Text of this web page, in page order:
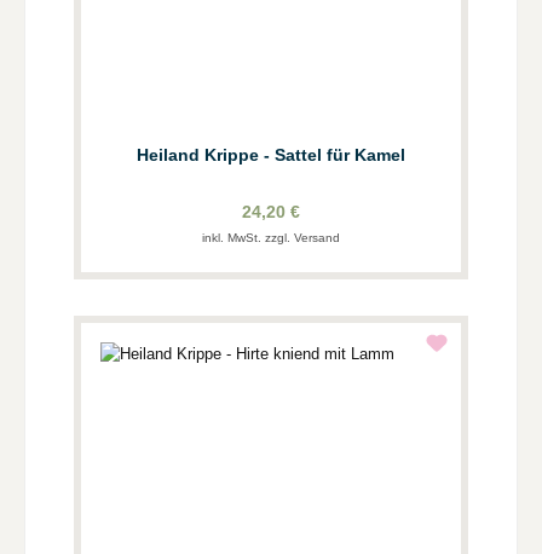
Heiland Krippe - Sattel für Kamel
24,20 €
inkl. MwSt. zzgl. Versand